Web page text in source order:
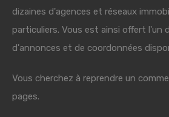
dizaines d'agences et réseaux
particuliers. Vous est ainsi offert l'un
d'annonces et de coordonnées
Vous cherchez à reprendre un
pages.